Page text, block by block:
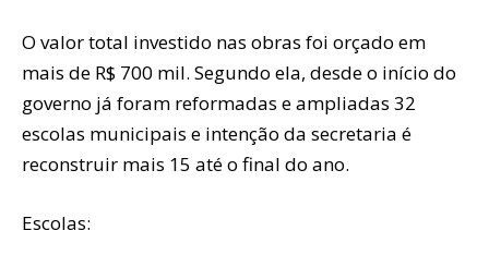
O valor total investido nas obras foi orçado em
mais de R$ 700 mil. Segundo ela, desde o início do
governo já foram reformadas e ampliadas 32
escolas municipais e intenção da secretaria é
reconstruir mais 15 até o final do ano.
Escolas: